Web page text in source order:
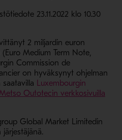
23.11.2022 klo 10.30
2 miljardin euron
Medium Term Note,
Commission de
on hyväksynyt ohjelman
saatavilla - Avaa uudessa
Luxembourgin
uudessa ikkunassa
Outotecin verkkosivuilla
Global Market Limitedin